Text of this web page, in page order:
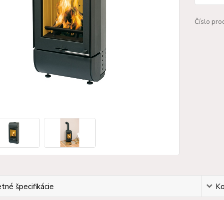
Číslo
špecifikácie